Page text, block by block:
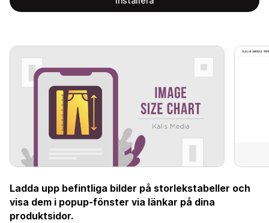
Ladda upp befintliga bilder på storlekstabeller och
visa dem i popup-fönster via länkar på dina
produktsidor.